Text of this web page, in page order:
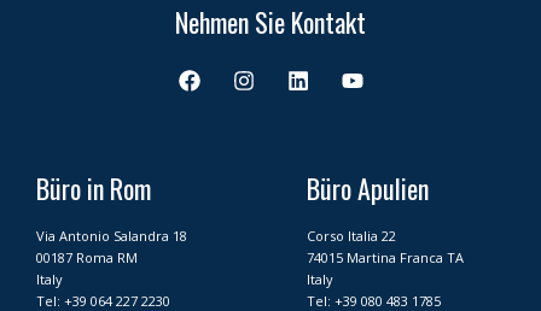
Nehmen Sie Kontakt
F
a
I
n
L
i
d
Y
o
b
e
Büro in Rom
Via Antonio Salandra 18
00187 Roma RM
Italy
Tel: +39 064 227 2230
Büro Apulien
Corso Italia 22
74015 Martina Franca TA
Italy
Tel: +39 080 483 1785